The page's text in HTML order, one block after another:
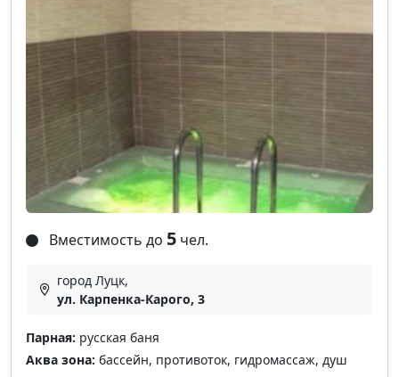
Вместимость до 5 чел.
город Луцк,
ул. Карпенка-Карого, 3
Парная: русская баня
Аква зона: бассейн, противоток, гидромассаж, душ